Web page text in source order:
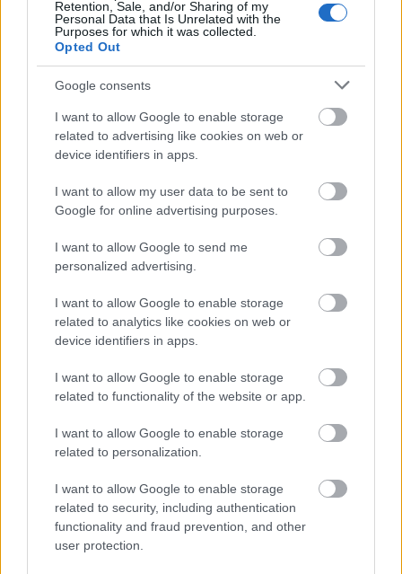
Retention, Sale, and/or Sharing of my
Personal Data that Is Unrelated with the
Purposes for which it was collected.
Opted Out
Google consents
I want to allow Google to enable storage
related to advertising like cookies on web or
device identifiers in apps.
I want to allow my user data to be sent to
Google for online advertising purposes.
I want to allow Google to send me
personalized advertising.
I want to allow Google to enable storage
related to analytics like cookies on web or
device identifiers in apps.
I want to allow Google to enable storage
related to functionality of the website or app.
I want to allow Google to enable storage
related to personalization.
I want to allow Google to enable storage
related to security, including authentication
functionality and fraud prevention, and other
user protection.
Πάτρα: Δηλώσεις συμμετοχής για τον 5ο Νυχτερινό
Τουρισμός για Ολους 2026: Τα SOS για να κερδίσετε το